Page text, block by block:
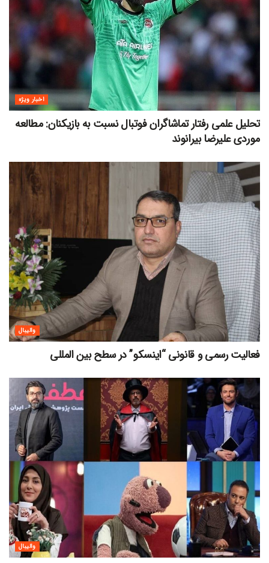
اخبار ویژه
تحلیل علمی رفتار تماشاگران فوتبال نسبت به بازیکنان: مطالعه
موردی علیرضا بیرانوند
والیبال
فعالیت رسمی و قانونی “اینسکو” در سطح بین المللی
والیبال